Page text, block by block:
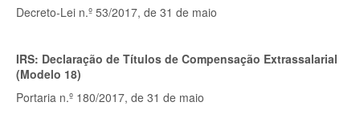
Decreto-Lei n.º 53/2017, de 31 de maio
IRS: Declaração de Títulos de Compensação Extrassalarial
(Modelo 18)
Portaria n.º 180/2017, de 31 de maio